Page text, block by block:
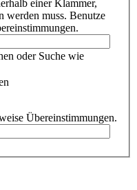
einer Klammer,
werden muss. Benutze
oder Suche wie
Übereinstimmungen.